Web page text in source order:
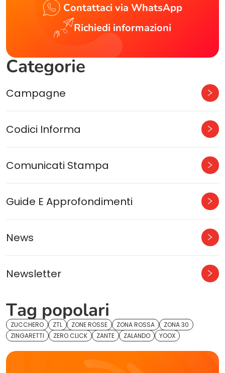
Contattaci via WhatsApp
Richiedi informazioni
Categorie
Campagne
Codici Informa
Comunicati Stampa
Guide E Approfondimenti
News
Newsletter
Tag popolari
ZUCCHERO ZTL ZONE ROSSE ZONA ROSSA
ZONA 30
ZINGARETTI
ZERO CLICK ZANTE ZALANDO YOOX